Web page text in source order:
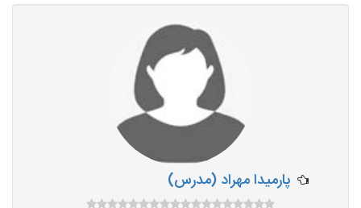
پارمیدا مهراد (مدرس)